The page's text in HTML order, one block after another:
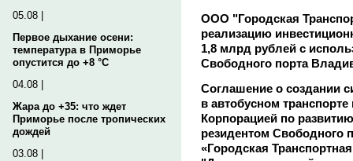
05.08 |
Первое дыхание осени:
температура в Приморье
опустится до +8 °C
04.08 |
Жара до +35: что ждет
Приморье после тропических
дождей
03.08 |
ООО "Городская
реализацию
1,8 млрд рублей с
Свободного порта
Соглашение о создании
в автобусном
Корпорацией по
резидентом Свободного
«Городская